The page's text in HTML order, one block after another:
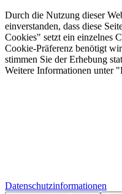
Durch die Nutzung dieser
einverstanden, dass diese
Cookies" setzt ein einzelnes
Cookie-Präferenz benötigt
stimmen Sie der Erhebung
Weitere Informationen unter
Datenschutzinformationen